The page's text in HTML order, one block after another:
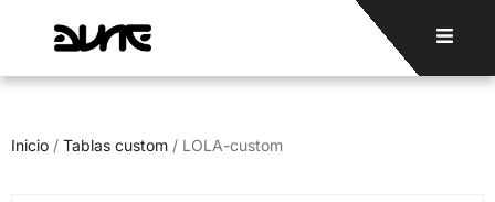
Inicio / Tablas custom / LOLA-custom